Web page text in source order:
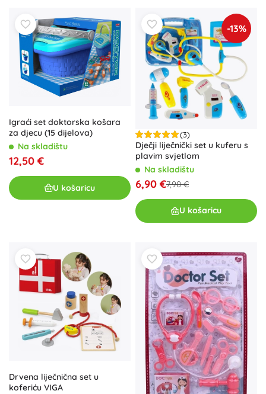
Igraći set doktorska košara
za djecu (15 dijelova)
Na skladištu
12,50 €
U košaricu
-13%
(3)
Dječji liječnički set u kuferu s
plavim svjetlom
Na skladištu
6,90 €7,90 €
U košaricu
Drvena liječnična set u
koferiću VIGA